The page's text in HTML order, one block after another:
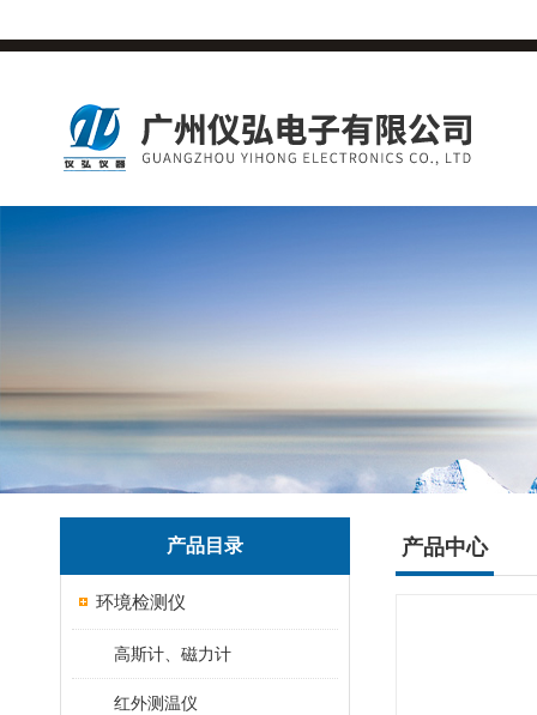
产品目录
环境检测仪
高斯计、磁力计
红外测温仪
产品中心